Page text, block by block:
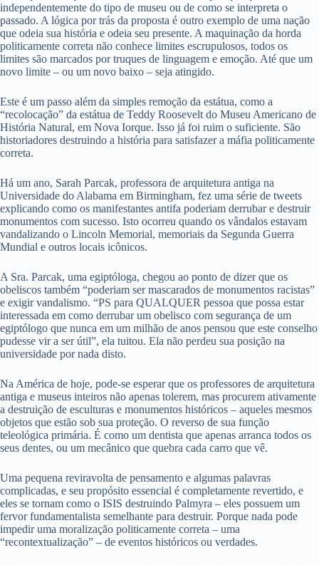
independentemente do tipo de museu ou de como se interpreta o
passado. A lógica por trás da proposta é outro exemplo de uma nação
que odeia sua história e odeia seu presente. A maquinação da horda
politicamente correta não conhece limites escrupulosos, todos os
limites são marcados por truques de linguagem e emoção. Até que um
novo limite – ou um novo baixo – seja atingido.
Este é um passo além da simples remoção da estátua, como a
“recolocação” da estátua de Teddy Roosevelt do Museu Americano de
História Natural, em Nova Iorque. Isso já foi ruim o suficiente. São
historiadores destruindo a história para satisfazer a máfia politicamente
correta.
Há um ano, Sarah Parcak, professora de arquitetura antiga na
Universidade do Alabama em Birmingham, fez uma série de tweets
explicando como os manifestantes antifa poderiam derrubar e destruir
monumentos com sucesso. Isto ocorreu quando os vândalos estavam
vandalizando o Lincoln Memorial, memoriais da Segunda Guerra
Mundial e outros locais icônicos.
A Sra. Parcak, uma egiptóloga, chegou ao ponto de dizer que os
obeliscos também “poderiam ser mascarados de monumentos racistas”
e exigir vandalismo. “PS para QUALQUER pessoa que possa estar
interessada em como derrubar um obelisco com segurança de um
egiptólogo que nunca em um milhão de anos pensou que este conselho
pudesse vir a ser útil”, ela tuitou. Ela não perdeu sua posição na
universidade por nada disto.
Na América de hoje, pode-se esperar que os professores de arquitetura
antiga e museus inteiros não apenas tolerem, mas procurem ativamente
a destruição de esculturas e monumentos históricos – aqueles mesmos
objetos que estão sob sua proteção. O reverso de sua função
teleológica primária. É como um dentista que apenas arranca todos os
seus dentes, ou um mecânico que quebra cada carro que vê.
Uma pequena reviravolta de pensamento e algumas palavras
complicadas, e seu propósito essencial é completamente revertido, e
eles se tornam como o ISIS destruindo Palmyra – eles possuem um
fervor fundamentalista semelhante para destruir. Porque nada pode
impedir uma moralização politicamente correta – uma
“recontextualização” – de eventos históricos ou verdades.